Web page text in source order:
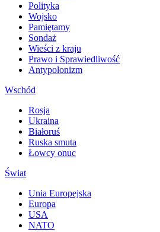
Polityka
Wojsko
Pamiętamy
Sondaż
Wieści z kraju
Prawo i Sprawiedliwość
Antypolonizm
Wschód
Rosja
Ukraina
Białoruś
Ruska smuta
Łowcy onuc
Świat
Unia Europejska
Europa
USA
NATO